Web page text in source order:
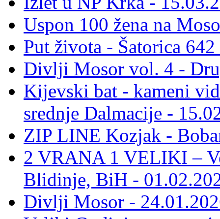
Uspon 100 žena na
Put života - Šatorica
Divlji Mosor vol. 4 -
Kijevski bat - kameni
srednje Dalmacije -
ZIP LINE Kozjak -
2 VRANA 1 VELIKI –
Blidinje, BiH -
Divlji Mosor -